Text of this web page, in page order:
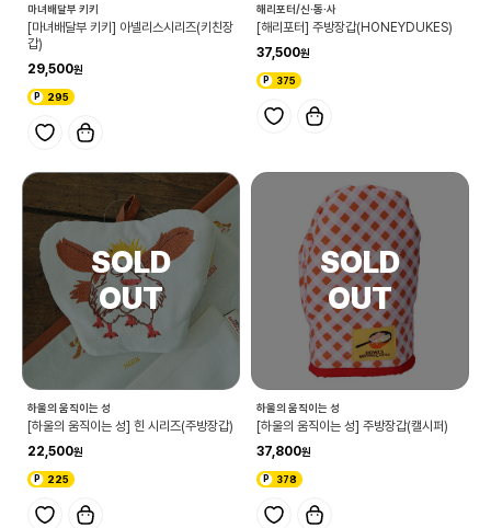
마녀배달부 키키
[마녀배달부 키키] 아넬리스시리즈(키친장
갑)
29,500
295
해리포터/신·동·사
[해리포터] 주방장갑(HONEYDUKES)
37,500
375
하울의 움직이는 성
[하울의 움직이는 성] 힌 시리즈(주방장갑)
22,500
225
하울의 움직이는 성
[하울의 움직이는 성] 주방장갑(캘시퍼)
37,800
378